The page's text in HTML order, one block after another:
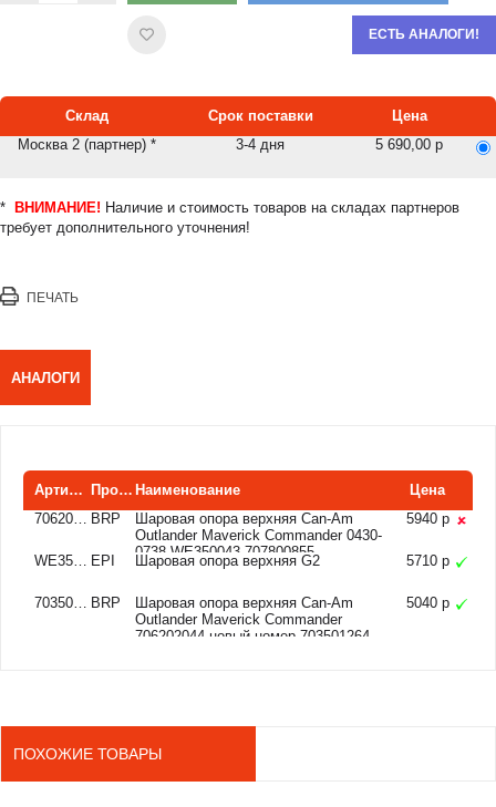
ЕСТЬ АНАЛОГИ!
Склад Срок поставки
Цена
Москва 2 (партнер) *
3-4 дня 5 690,00 р
* ВНИМАНИЕ! Наличие и стоимость товаров на складах партнеров
требует дополнительного уточнения!
ПЕЧАТЬ
АНАЛОГИ
Артикул Производитель Наименование
Цена
706202044 BRP
Шаровая опора верхняя Can-Am
Outlander Maverick Commander 0430-
0738 WE350043 707800855
5940 р
WE350043 EPI Шаровая опора верхняя G2 5710 р
703501264 BRP
Шаровая опора верхняя Can-Am
Outlander Maverick Commander
706202044 новый номер 703501264
5040 р
ПОХОЖИЕ ТОВАРЫ